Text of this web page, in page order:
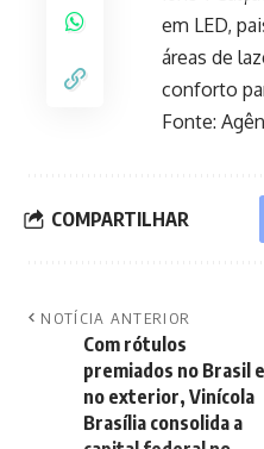
em LED,
áreas de
conforto
Fonte:
COMPARTILHAR
NOTÍCIA ANTERIOR
Com rótulos
premiados no Brasil e
no exterior, Vinícola
Brasília consolida a